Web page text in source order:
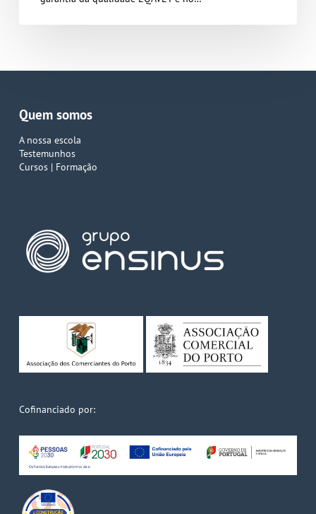
Quem somos
A nossa escola
Testemunhos
Cursos | Formação
Cofinanciado por: